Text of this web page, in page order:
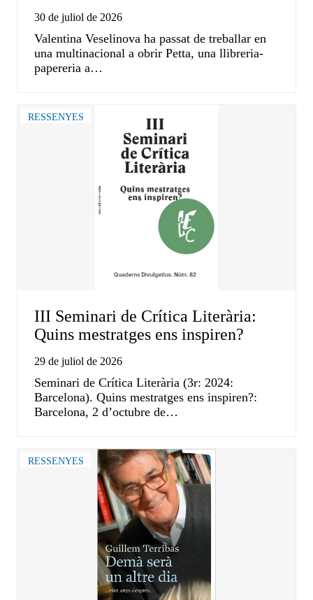
30 de juliol de 2026
Valentina Veselinova ha passat de treballar en
una multinacional a obrir Petta, una llibreria-
papereria a…
RESSENYES
III Seminari de Crítica Literària:
Quins mestratges ens inspiren?
29 de juliol de 2026
Seminari de Crítica Literària (3r: 2024:
Barcelona). Quins mestratges ens inspiren?:
Barcelona, 2 d’octubre de…
RESSENYES